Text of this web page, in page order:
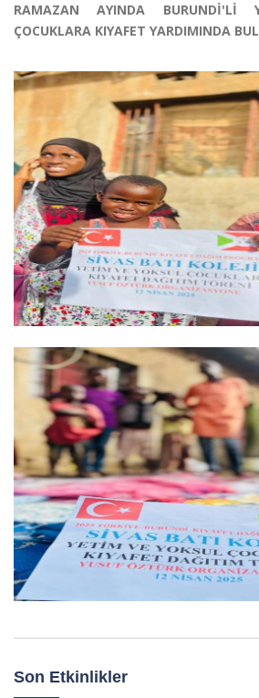
RAMAZAN AYINDA BURUNDİ'Lİ
ÇOCUKLARA KIYAFET YARDIMINDA
Son Etkinlikler